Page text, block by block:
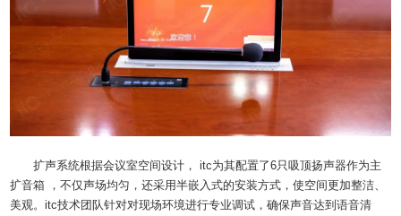
扩声系统根据会议室空间设计， itc为其配置了6只吸顶扬声器作为主
扩音箱 ，不仅声场均匀，还采用半嵌入式的安装方式，使空间更加整洁、
美观。itc技术团队针对对现场环境进行专业调试，确保声音达到语音清